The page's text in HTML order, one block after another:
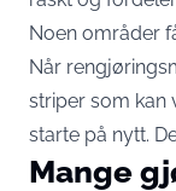
Noen områder
Når
striper som kan
starte på nytt.
Mange